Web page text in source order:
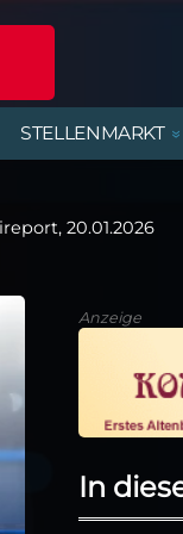
STELLENMARKT
20.01.2026
Anzeige
In